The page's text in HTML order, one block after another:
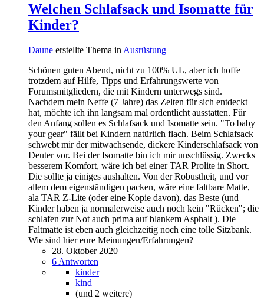
Welchen Schlafsack und Isomatte für
Kinder?
Daune erstellte Thema in Ausrüstung
Schönen guten Abend, nicht zu 100% UL, aber ich hoffe
trotzdem auf Hilfe, Tipps und Erfahrungswerte von
Forumsmitgliedern, die mit Kindern unterwegs sind.
Nachdem mein Neffe (7 Jahre) das Zelten für sich entdeckt
hat, möchte ich ihn langsam mal ordentlicht ausstatten. Für
den Anfang sollen es Schlafsack und Isomatte sein. "To baby
your gear" fällt bei Kindern natürlich flach. Beim Schlafsack
schwebt mir der mitwachsende, dickere Kinderschlafsack von
Deuter vor. Bei der Isomatte bin ich mir unschlüssig. Zwecks
besserem Komfort, wäre ich bei einer TAR Prolite in Short.
Die sollte ja einiges aushalten. Von der Robustheit, und vor
allem dem eigenständigen packen, wäre eine faltbare Matte,
ala TAR Z-Lite (oder eine Kopie davon), das Beste (und
Kinder haben ja normalerweise auch noch kein "Rücken"; die
schlafen zur Not auch prima auf blankem Asphalt ). Die
Faltmatte ist eben auch gleichzeitig noch eine tolle Sitzbank.
Wie sind hier eure Meinungen/Erfahrungen?
28. Oktober 2020
6 Antworten
kinder
kind
(und 2 weitere)